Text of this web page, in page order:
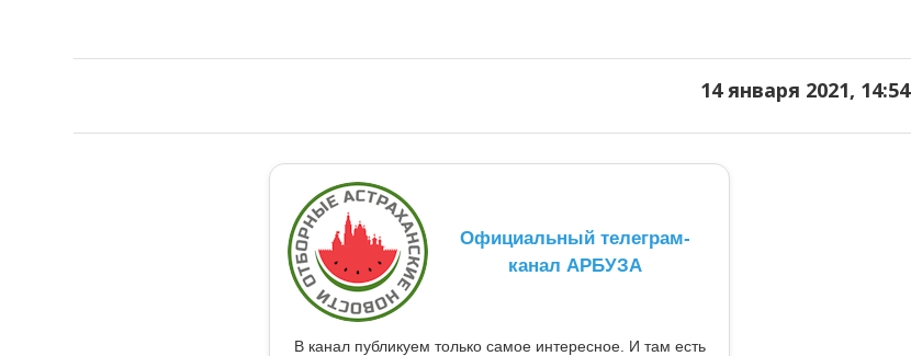
14 января 2021, 14:54
Официальный телеграм-
канал АРБУЗА
В канал публикуем только самое интересное. И там есть